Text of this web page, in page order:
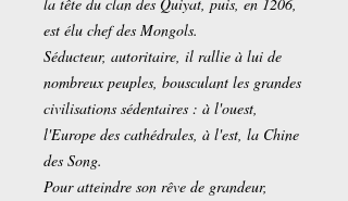
est élu chef des Mongols.
Séducteur, autoritaire, il rallie à lui de
nombreux peuples, bousculant les grandes
civilisations sédentaires : à l'ouest,
l'Europe des cathédrales, à l'est, la Chine
des Song.
Pour atteindre son rêve de grandeur,